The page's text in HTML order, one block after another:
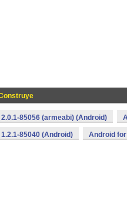
85056 (armeabi) (Android)
85040 (Android) Android